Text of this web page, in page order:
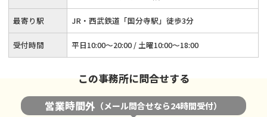
最寄り駅 JR・西武鉄道「国分寺駅」徒歩3分
受付時間 平日10:00～20:00 / 土曜10:00～18:00
この事務所に問合せする
営業時間外 （メール問合せなら24時間受付）